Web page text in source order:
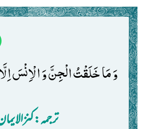
وَ مَا خَلَقْتُ الْجِنَّ وَ الْاِنْسَ اِلَّا
ترجمہ: